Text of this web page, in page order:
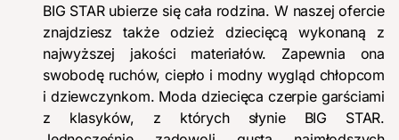
BIG STAR ubierze się cała rodzina. W naszej ofercie
znajdziesz także odzież dziecięcą wykonaną z
najwyższej jakości materiałów. Zapewnia ona
swobodę ruchów, ciepło i modny wygląd chłopcom
i dziewczynkom. Moda dziecięca czerpie garściami
z klasyków, z których słynie BIG STAR.